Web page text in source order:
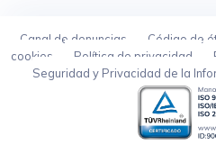
Canal de denuncias Código de
cookies
Política de privacidad
Seguridad y Privacidad de la